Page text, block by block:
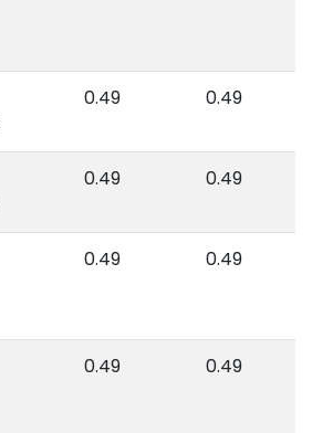
0.49 0.49
0.49 0.49
0.49 0.49
0.49 0.49